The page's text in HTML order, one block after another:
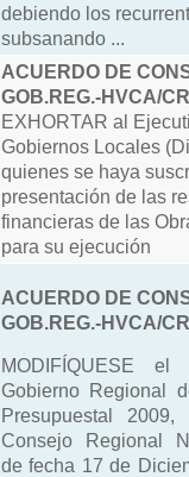
debiendo los
subsanando ...
ACUERDO DE
GOB.REG.-HVCA/
EXHORTAR al
Gobiernos Locales
quienes se haya
presentación de las
financieras de las
para su ejecución
ACUERDO DE
GOB.REG.-HVCA/CR
MODIFÍQUESE
Gobierno Regional
Presupuestal
Consejo Regional
de fecha 17 de